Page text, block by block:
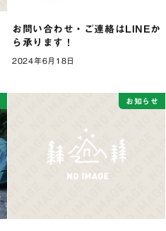
お問い合わせ・ご連絡はLINEか
ら承ります！
2024年6月18日
お知らせ